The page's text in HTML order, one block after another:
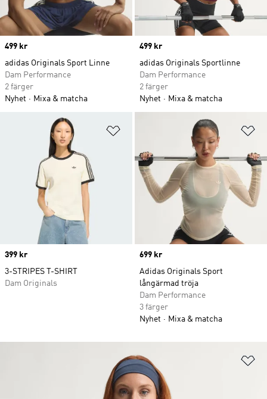
Price
499 kr
adidas Originals Sport Linne
Dam Performance
2 färger
Nyhet
Mixa & matcha
Price
499 kr
adidas Originals Sportlinne
Dam Performance
2 färger
Nyhet
Mixa & matcha
Lägg till på önskelistan
Price
399 kr
3-STRIPES T-SHIRT
Dam Originals
Price
699 kr
Adidas Originals Sport
långärmad tröja
Dam Performance
3 färger
Nyhet
Mixa & matcha